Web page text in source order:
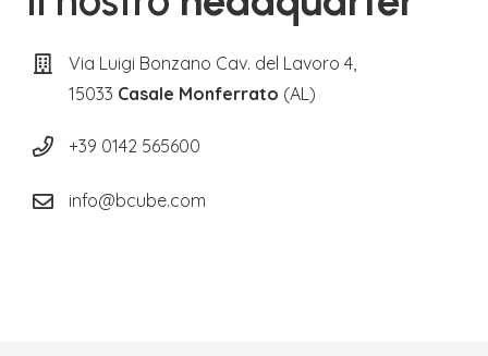
Via Luigi Bonzano Cav. del Lavoro 4,
15033 Casale Monferrato (AL)
+39 0142 565600
info@bcube.com